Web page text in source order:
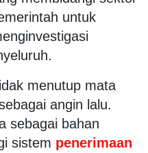
untuk
menutup mata
angin lalu.
sebagai bahan
sistem penerimaan